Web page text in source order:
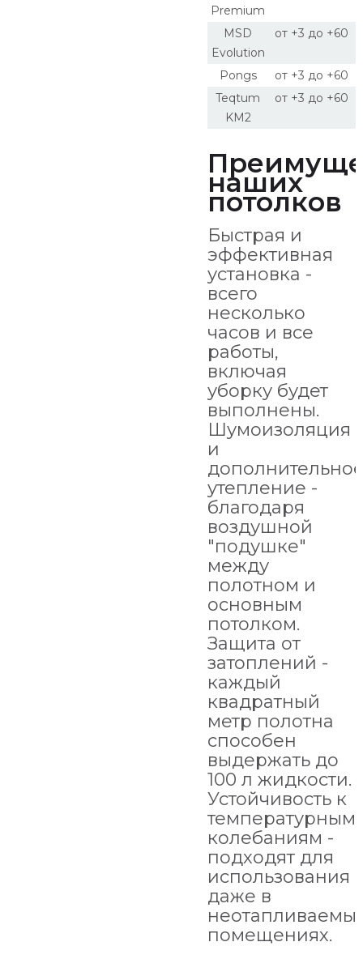
Premium
MSD
Evolution
от +3 до +60
Pongs
от +3 до +60
Teqtum
KM2
от +3 до +60
наших
потолков
Быстрая и
эффективная
установка -
всего
несколько
часов и все
работы,
включая
уборку будет
выполнены.
Шумоизоляция
и
утепление -
благодаря
воздушной
"подушке"
между
полотном и
основным
потолком.
Защита от
затоплений -
каждый
квадратный
метр полотна
способен
выдержать до
100 л жидкости.
Устойчивость к
температурным
колебаниям -
подходят для
использования
даже в
помещениях.